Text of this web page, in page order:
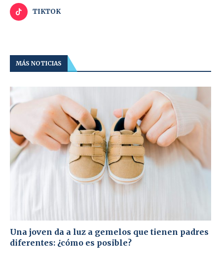
TIKTOK
MÁS NOTICIAS
Una joven da a luz a gemelos que tienen padres
diferentes: ¿cómo es posible?